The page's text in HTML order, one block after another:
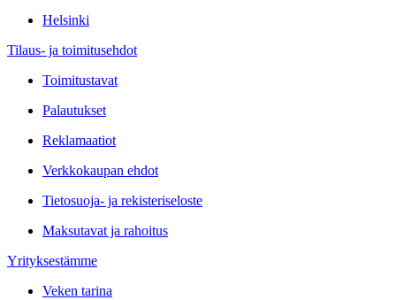
Helsinki
Tilaus- ja toimitusehdot
Toimitustavat
Palautukset
Reklamaatiot
Verkkokaupan ehdot
Tietosuoja- ja rekisteriseloste
Maksutavat ja rahoitus
Yrityksestämme
Veken tarina